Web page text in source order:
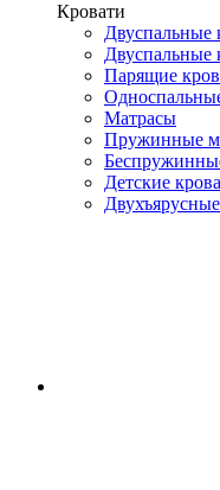
Кровати
Двуспальные
Двуспальные
Парящие
Матрасы
Пружинные
Детские